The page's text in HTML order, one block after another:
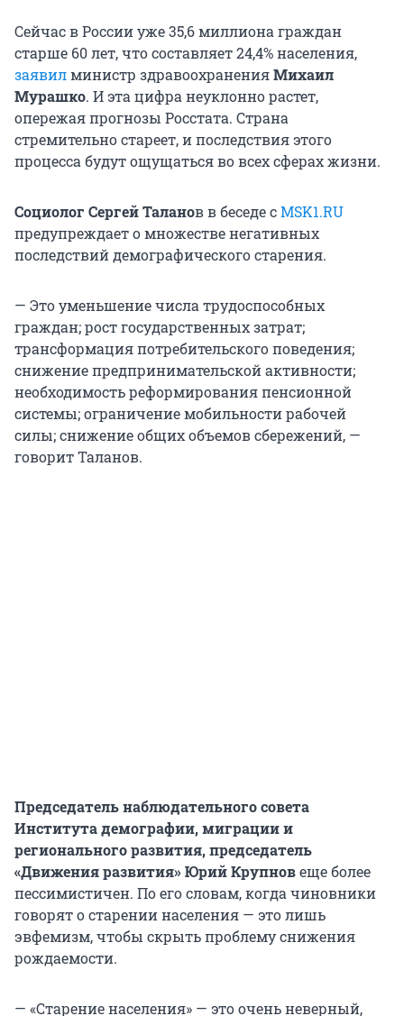
Сейчас в России уже 35,6 миллиона граждан
старше 60 лет, что составляет 24,4% населения,
заявилминистр здравоохраненияМихаил
Мурашко. И эта цифра неуклонно растет,
опережая прогнозы Росстата. Страна
стремительно стареет, и последствия этого
процесса будут ощущаться во всех сферах жизни.
Социолог Сергей Таланов в беседе сMSK1.RU
предупреждает о множестве негативных
последствий демографического старения.
— Это уменьшение числа трудоспособных
граждан; рост государственных затрат;
трансформация потребительского поведения;
снижение предпринимательской активности;
необходимость реформирования пенсионной
системы; ограничение мобильности рабочей
силы; снижение общих объемов сбережений, —
говорит Таланов.
Председатель наблюдательного совета
Института демографии, миграции и
регионального развития, председатель
«Движения развития»Юрий Крупновеще более
пессимистичен. По его словам, когда чиновники
говорят о старении населения — это лишь
эвфемизм, чтобы скрыть проблему снижения
рождаемости.
— «Старение населения» — это очень неверный,